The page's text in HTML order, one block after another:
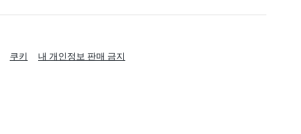
쿠키
내 개인정보 판매 금지